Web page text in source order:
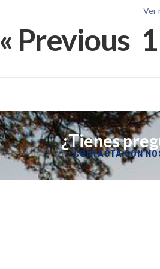
Ver
« Previous 1
¿Tienes
CONTACTA CON